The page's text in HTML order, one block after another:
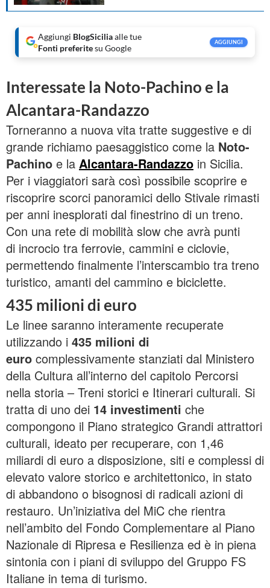
Aggiungi BlogSiciliaalle tue
Fonti preferitesu Google
AGGIUNGI
Interessate la Noto-Pachino e la
Alcantara-Randazzo
Torneranno a nuova vita tratte suggestive e di
grande richiamo paesaggistico come la Noto-
Pachino e la Alcantara-Randazzo in Sicilia.
Per i viaggiatori sarà così possibile scoprire e
riscoprire scorci panoramici dello Stivale rimasti
per anni inesplorati dal finestrino di un treno.
Con una rete di mobilità slow che avrà punti
di incrocio tra ferrovie, cammini e ciclovie,
permettendo finalmente l’interscambio tra treno
turistico, amanti del cammino e biciclette.
435 milioni di euro
Le linee saranno interamente recuperate
utilizzando i 435 milioni di
euro complessivamente stanziati dal Ministero
della Cultura all’interno del capitolo Percorsi
nella storia – Treni storici e Itinerari culturali. Si
tratta di uno dei 14 investimenti che
compongono il Piano strategico Grandi attrattori
culturali, ideato per recuperare, con 1,46
miliardi di euro a disposizione, siti e complessi di
elevato valore storico e architettonico, in stato
di abbandono o bisognosi di radicali azioni di
restauro. Un’iniziativa del MiC che rientra
nell’ambito del Fondo Complementare al Piano
Nazionale di Ripresa e Resilienza ed è in piena
sintonia con i piani di sviluppo del Gruppo FS
Italiane in tema di turismo.